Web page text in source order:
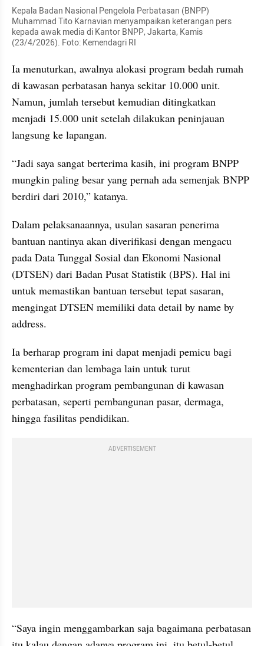
Kepala Badan Nasional Pengelola Perbatasan (BNPP)
Muhammad Tito Karnavian menyampaikan keterangan pers
kepada awak media di Kantor BNPP, Jakarta, Kamis
(23/4/2026). Foto: Kemendagri RI
Ia menuturkan, awalnya alokasi program bedah rumah
di kawasan perbatasan hanya sekitar 10.000 unit.
Namun, jumlah tersebut kemudian ditingkatkan
menjadi 15.000 unit setelah dilakukan peninjauan
langsung ke lapangan.
“Jadi saya sangat berterima kasih, ini program BNPP
mungkin paling besar yang pernah ada semenjak BNPP
berdiri dari 2010,” katanya.
Dalam pelaksanaannya, usulan sasaran penerima
bantuan nantinya akan diverifikasi dengan mengacu
pada Data Tunggal Sosial dan Ekonomi Nasional
(DTSEN) dari Badan Pusat Statistik (BPS). Hal ini
untuk memastikan bantuan tersebut tepat sasaran,
mengingat DTSEN memiliki data detail by name by
address.
Ia berharap program ini dapat menjadi pemicu bagi
kementerian dan lembaga lain untuk turut
menghadirkan program pembangunan di kawasan
perbatasan, seperti pembangunan pasar, dermaga,
hingga fasilitas pendidikan.
ADVERTISEMENT
“Saya ingin menggambarkan saja bagaimana perbatasan